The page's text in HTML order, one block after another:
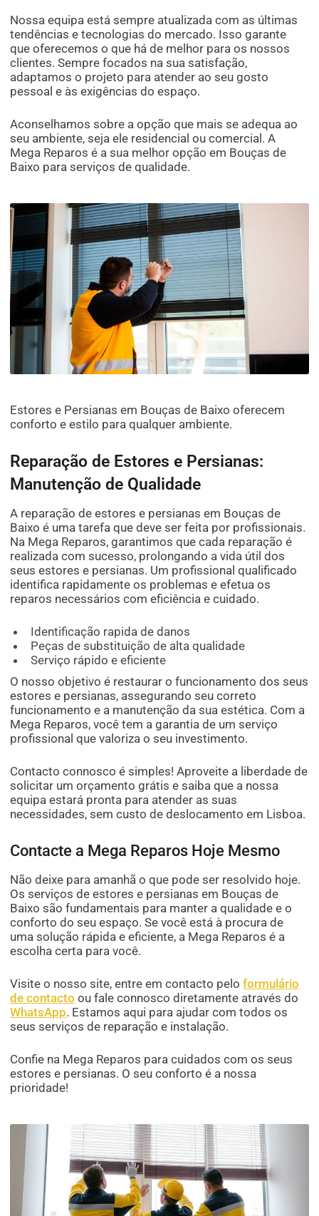
Nossa equipa está sempre atualizada com as últimas
tendências e tecnologias do mercado. Isso garante
que oferecemos o que há de melhor para os nossos
clientes. Sempre focados na sua satisfação,
adaptamos o projeto para atender ao seu gosto
pessoal e às exigências do espaço.
Aconselhamos sobre a opção que mais se adequa ao
seu ambiente, seja ele residencial ou comercial. A
Mega Reparos é a sua melhor opção em Bouças de
Baixo para serviços de qualidade.
Estores e Persianas em Bouças de Baixo oferecem
conforto e estilo para qualquer ambiente.
Reparação de Estores e Persianas:
Manutenção de Qualidade
A reparação de estores e persianas em Bouças de
Baixo é uma tarefa que deve ser feita por profissionais.
Na Mega Reparos, garantimos que cada reparação é
realizada com sucesso, prolongando a vida útil dos
seus estores e persianas. Um profissional qualificado
identifica rapidamente os problemas e efetua os
reparos necessários com eficiência e cuidado.
Identificação rapida de danos
Peças de substituição de alta qualidade
Serviço rápido e eficiente
O nosso objetivo é restaurar o funcionamento dos seus
estores e persianas, assegurando seu correto
funcionamento e a manutenção da sua estética. Com a
Mega Reparos, você tem a garantia de um serviço
profissional que valoriza o seu investimento.
Contacto connosco é simples! Aproveite a liberdade de
solicitar um orçamento grátis e saiba que a nossa
equipa estará pronta para atender as suas
necessidades, sem custo de deslocamento em Lisboa.
Contacte a Mega Reparos Hoje Mesmo
Não deixe para amanhã o que pode ser resolvido hoje.
Os serviços de estores e persianas em Bouças de
Baixo são fundamentais para manter a qualidade e o
conforto do seu espaço. Se você está à procura de
uma solução rápida e eficiente, a Mega Reparos é a
escolha certa para você.
Visite o nosso site, entre em contacto peloformulário
de contacto ou fale connosco diretamente através do
WhatsApp. Estamos aqui para ajudar com todos os
seus serviços de reparação e instalação.
Confie na Mega Reparos para cuidados com os seus
estores e persianas. O seu conforto é a nossa
prioridade!